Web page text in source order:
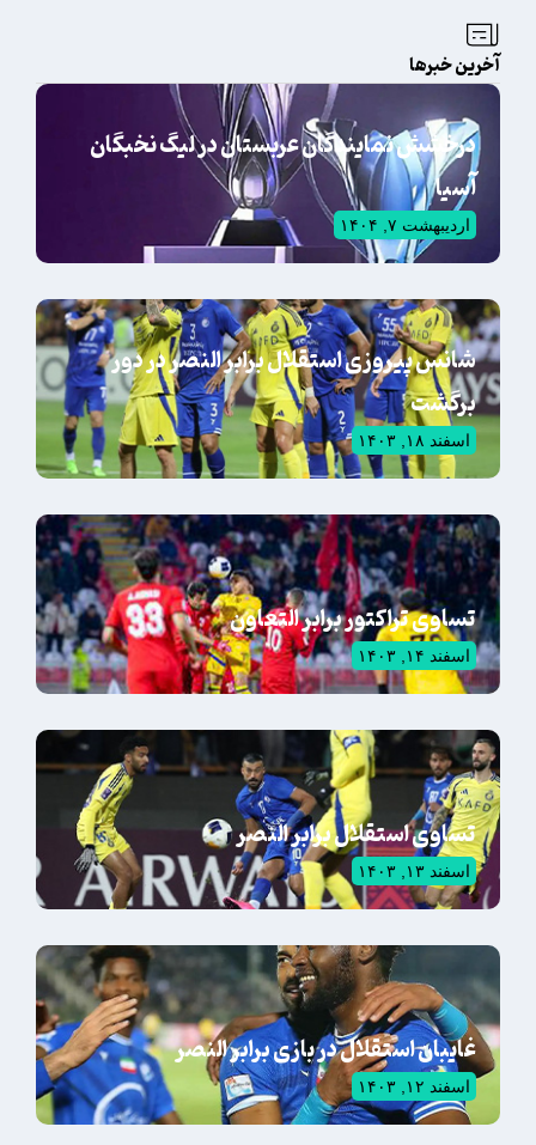
آخرین خبرها
درخشش نمایندگان عربستان در لیگ نخبگان
آسیا
اردیبهشت ۷, ۱۴۰۴
شانس پیروزی استقلال برابر النصر در دور
برگشت
اسفند ۱۸, ۱۴۰۳
تساوی تراکتور برابر التعاون
اسفند ۱۴, ۱۴۰۳
تساوی استقلال برابر النصر
اسفند ۱۳, ۱۴۰۳
غایبان استقلال در بازی برابر النصر
اسفند ۱۲, ۱۴۰۳